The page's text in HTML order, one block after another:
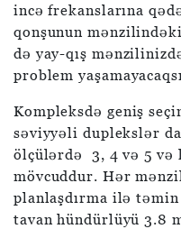
incə frekanslarına
qonşunun
də yay-qış
problem
Kompleksdə geniş
səviyyəli duplekslər
ölçülərdə 3, 4 və 5 və
mövcuddur. Hər
planlaşdırma ilə
tavan hündürlüyü 3.8